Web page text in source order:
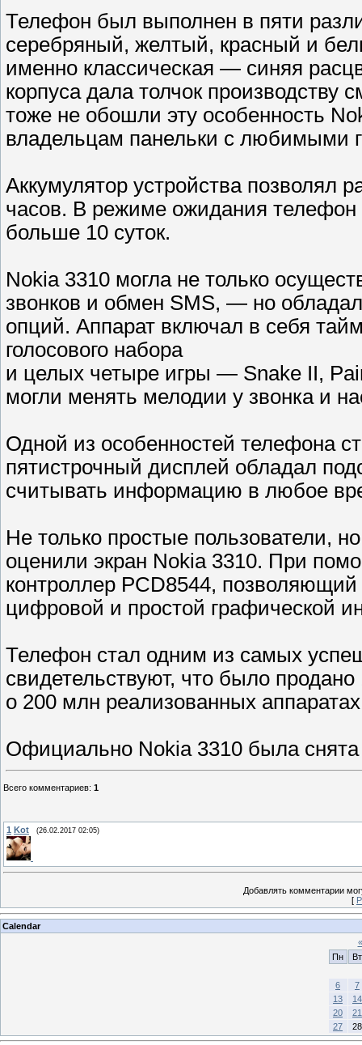
Телефон был выполнен в пяти
серебряный, желтый, красный и
именно классическая — синяя
корпуса дала толчок производству
тоже не обошли эту особенность
владельцам панельки с любимыми
Аккумулятор устройства позволял
часов. В режиме ожидания телефон
больше 10 суток.
Nokia 3310 могла не только
звонков и обмен SMS, — но
опций. Аппарат включал в себя
голосового набора
и целых четыре игры — Snake II,
могли менять мелодии у звонка и
Одной из особенностей телефона
пятистрочный дисплей обладал
считывать информацию в любое
Не только простые пользователи,
оценили экран Nokia 3310. При
контроллер PCD8544, позволяющий
цифровой и простой графической
Телефон стал одним из самых
свидетельствуют, что было
о 200 млн реализованных
Официально Nokia 3310 была снята
Всего комментариев: 1
1 Kot (26.02.2017 02:05)
Добавлять комментарии
[
Calendar
«
Пн
Вт
6
7
13
14
20
21
27
28